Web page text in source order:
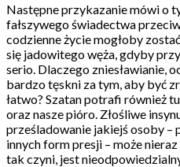
Następne przykazanie mówi o
fałszywego świadectwa
codzienne życie mogłoby
się jadowitego węża, gdyby
serio. Dlaczego zniesławianie,
bardzo tęskni za tym, aby być
łatwo? Szatan potrafi również
oraz nasze pióro. Złośliwe
prześladowanie jakiejś osoby –
innych form presji – może
tak czyni, jest